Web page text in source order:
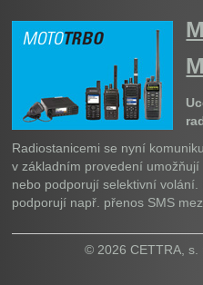
Radiostanicemi se nyní
v základním provedení umožňují
nebo podporují selektivní
podporují např. přenos SMS
© 2026 CETTRA, s.